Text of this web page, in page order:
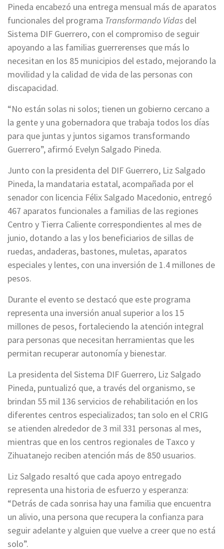
Pineda encabezó una entrega mensual más de aparatos
funcionales del programa Transformando Vidas del
Sistema DIF Guerrero, con el compromiso de seguir
apoyando a las familias guerrerenses que más lo
necesitan en los 85 municipios del estado, mejorando la
movilidad y la calidad de vida de las personas con
discapacidad.
“No están solas ni solos; tienen un gobierno cercano a
la gente y una gobernadora que trabaja todos los días
para que juntas y juntos sigamos transformando
Guerrero”, afirmó Evelyn Salgado Pineda.
Junto con la presidenta del DIF Guerrero, Liz Salgado
Pineda, la mandataria estatal, acompañada por el
senador con licencia Félix Salgado Macedonio, entregó
467 aparatos funcionales a familias de las regiones
Centro y Tierra Caliente correspondientes al mes de
junio, dotando a las y los beneficiarios de sillas de
ruedas, andaderas, bastones, muletas, aparatos
especiales y lentes, con una inversión de 1.4 millones de
pesos.
Durante el evento se destacó que este programa
representa una inversión anual superior a los 15
millones de pesos, fortaleciendo la atención integral
para personas que necesitan herramientas que les
permitan recuperar autonomía y bienestar.
La presidenta del Sistema DIF Guerrero, Liz Salgado
Pineda, puntualizó que, a través del organismo, se
brindan 55 mil 136 servicios de rehabilitación en los
diferentes centros especializados; tan solo en el CRIG
se atienden alrededor de 3 mil 331 personas al mes,
mientras que en los centros regionales de Taxco y
Zihuatanejo reciben atención más de 850 usuarios.
Liz Salgado resaltó que cada apoyo entregado
representa una historia de esfuerzo y esperanza:
“Detrás de cada sonrisa hay una familia que encuentra
un alivio, una persona que recupera la confianza para
seguir adelante y alguien que vuelve a creer que no está
solo”.